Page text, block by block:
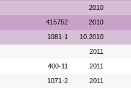
2010
415752 2010
1081-1 10.2010
2011
400-11 2011
1071-2 2011